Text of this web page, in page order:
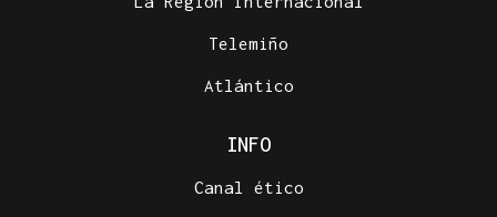
Telemiño
Atlántico
INFO
Canal ético